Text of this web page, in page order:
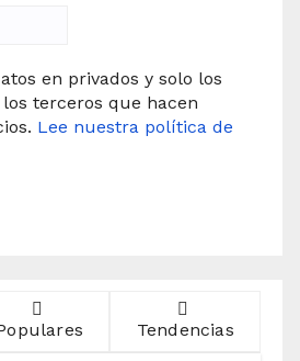
en privados y solo los
terceros que hacen
Lee nuestra política de
Tendencias